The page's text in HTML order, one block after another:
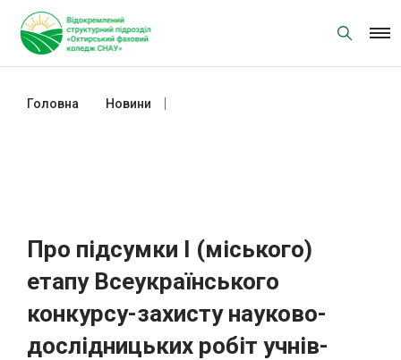
content
Головна Новини
Про підсумки І (міського)
етапу Всеукраїнського
конкурсу-захисту науково-
дослідницьких робіт учнів-